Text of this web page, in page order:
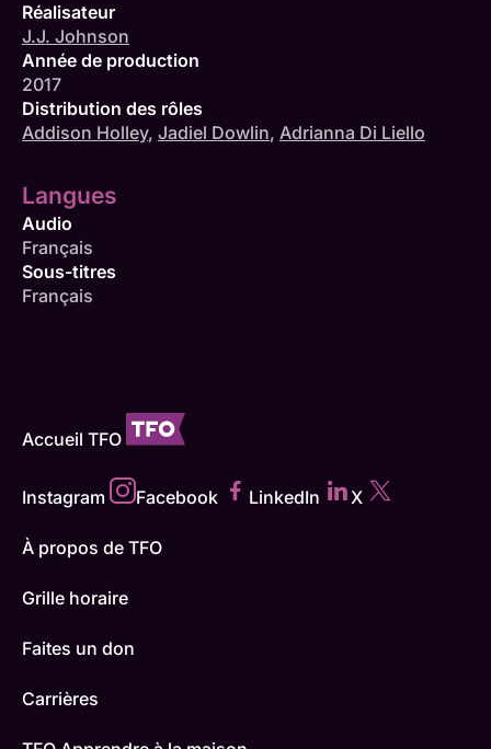
Réalisateur
J.J. Johnson
Année de production
2017
Distribution des rôles
Addison Holley, Jadiel Dowlin, Adrianna Di Liello
Langues
Audio
Français
Sous-titres
Français
Accueil TFO
Instagram Facebook LinkedIn X
À propos de TFO
Grille horaire
Faites un don
Carrières